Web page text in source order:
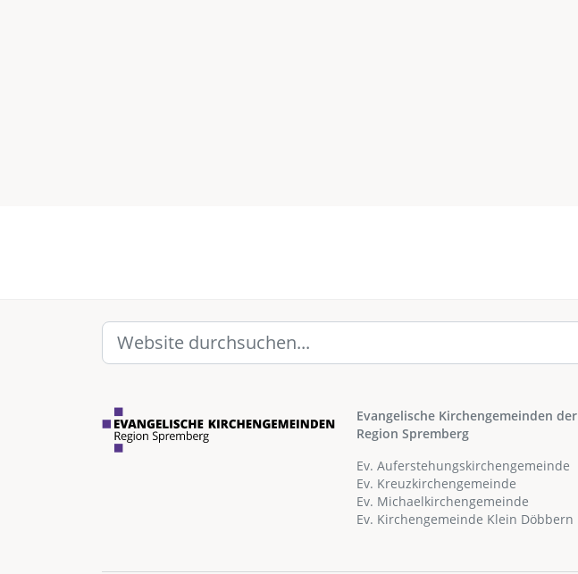
Evangelische Kirchengemeinden der
Region Spremberg
Ev. Auferstehungskirchengemeinde
Ev. Kreuzkirchengemeinde
Ev. Michaelkirchengemeinde
Ev. Kirchengemeinde Klein Döbbern